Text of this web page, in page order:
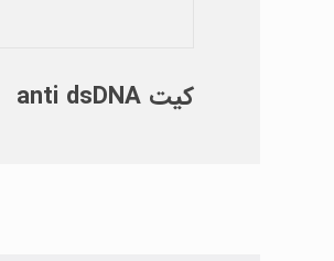
کیت anti dsDNA